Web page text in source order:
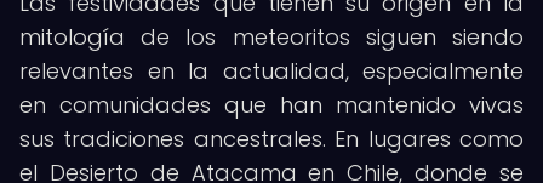
mitología de los meteoritos siguen siendo
relevantes en la actualidad, especialmente
en comunidades que han mantenido vivas
sus tradiciones ancestrales. En lugares como
el Desierto de Atacama en Chile, donde se